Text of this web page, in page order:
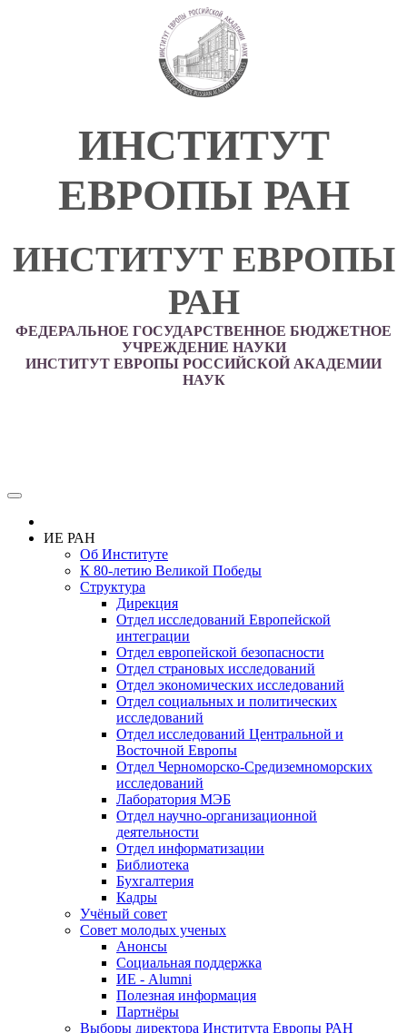
ИНСТИТУТ
ЕВРОПЫ РАН
ИНСТИТУТ ЕВРОПЫ
РАН
ФЕДЕРАЛЬНОЕ ГОСУДАРСТВЕННОЕ БЮДЖЕТНОЕ
УЧРЕЖДЕНИЕ НАУКИ
ИНСТИТУТ ЕВРОПЫ РОССИЙСКОЙ АКАДЕМИИ
НАУК
ИЕ РАН
Об Институте
К 80-летию Великой Победы
Структура
Дирекция
Отдел исследований Европейской
интеграции
Отдел европейской безопасности
Отдел страновых исследований
Отдел экономических исследований
Отдел социальных и политических
исследований
Отдел исследований Центральной и
Восточной Европы
Отдел Черноморско-Средиземноморских
исследований
Лаборатория МЭБ
Отдел научно-организационной
деятельности
Отдел информатизации
Библиотека
Бухгалтерия
Кадры
Учёный совет
Совет молодых ученых
Анонсы
Социальная поддержка
ИЕ - Alumni
Полезная информация
Партнёры
Выборы директора Института Европы РАН